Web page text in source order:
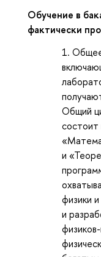
Обучение в
фактически
Общий
и
физики
и